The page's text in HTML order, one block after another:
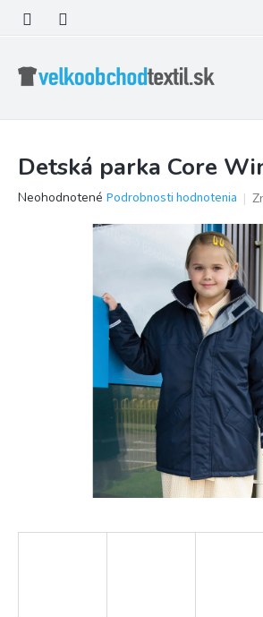
obsah
Detská parka Core
Priemerné
Neohodnotené Podrobnosti hodnotenia